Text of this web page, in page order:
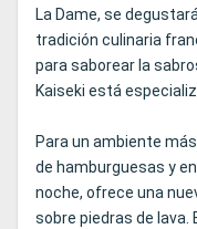
La Dame, se
tradición culinaria
para saborear la
Kaiseki está
Para un ambiente
de hamburguesas y
noche, ofrece una
sobre piedras de lava.